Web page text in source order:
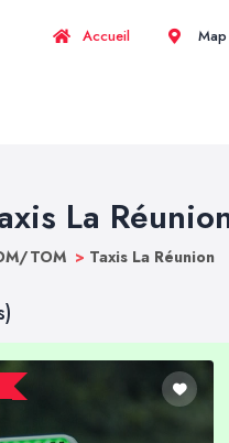
Accueil
La
TOM > Taxis La Réunion